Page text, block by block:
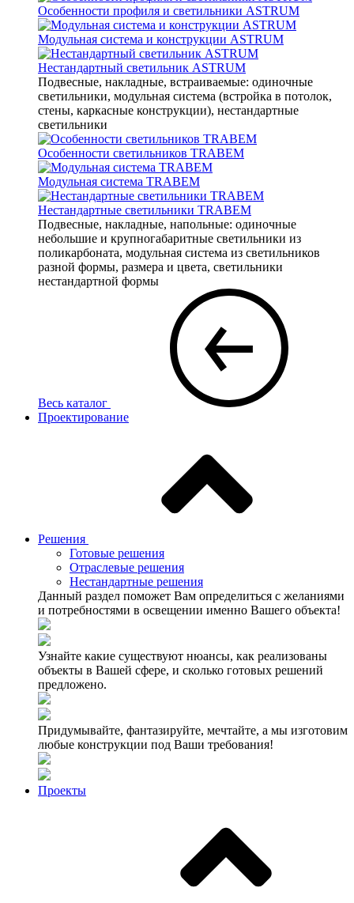
Особенности профиля и светильники ASTRUM
Модульная система и конструкции ASTRUM
Нестандартный светильник ASTRUM
Подвесные, накладные, встраиваемые: одиночные
светильники, модульная система (встройка в потолок,
стены, каркасные конструкции), нестандартные
светильники
Особенности светильников TRABEM
Модульная система TRABEM
Нестандартные светильники TRABEM
Подвесные, накладные, напольные: одиночные
небольшие и крупногабаритные светильники из
поликарбоната, модульная система из светильников
разной формы, размера и цвета, светильники
нестандартной формы
Весь каталог
Проектирование
Решения
Готовые решения
Отраслевые решения
Нестандартные решения
Данный раздел поможет Вам определиться с желаниями
и потребностями в освещении именно Вашего объекта!
Узнайте какие существуют нюансы, как реализованы
объекты в Вашей сфере, и сколько готовых решений
предложено.
Придумывайте, фантазируйте, мечтайте, а мы изготовим
любые конструкции под Ваши требования!
Проекты